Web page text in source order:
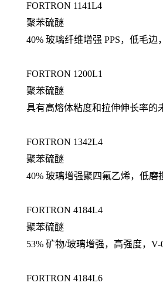
FORTRON 1141L4
聚苯硫醚
40% 玻璃纤维增强 PPS，低毛边
FORTRON 1200L1
聚苯硫醚
具有高熔体粘度和拉伸伸长率的
FORTRON 1342L4
聚苯硫醚
40% 玻璃增强聚四氟乙烯，低磨
FORTRON 4184L4
聚苯硫醚
53% 矿物/玻璃增强，高强度，V-
FORTRON 4184L6